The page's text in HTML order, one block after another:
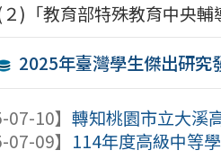
)「教育部特殊教育中央
2025年臺灣學生傑出研究
07-10】轉知桃園市立大溪
07-09】 114年度高級中等